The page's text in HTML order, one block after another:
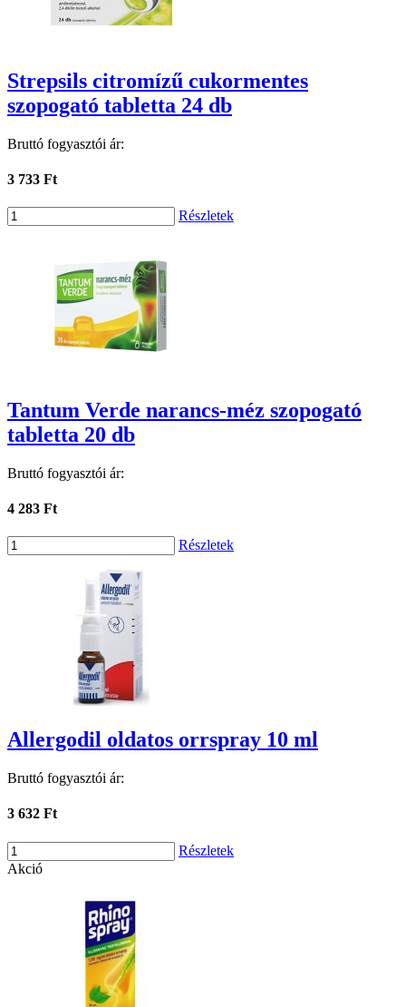
Strepsils citromízű cukormentes
szopogató tabletta 24 db
Bruttó fogyasztói ár:
3 733 Ft
Részletek
Tantum Verde narancs-méz szopogató
tabletta 20 db
Bruttó fogyasztói ár:
4 283 Ft
Részletek
Allergodil oldatos orrspray 10 ml
Bruttó fogyasztói ár:
3 632 Ft
Részletek
Akció